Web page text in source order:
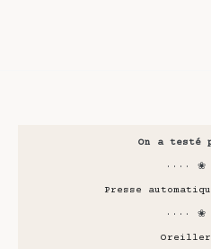
On a testé
···· ❀
Presse
···· ❀
Oreiller